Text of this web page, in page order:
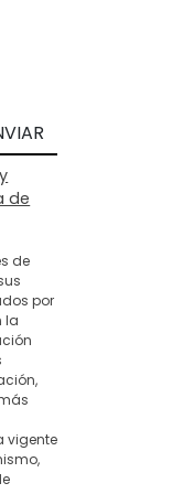
de
de
por
la
vigente